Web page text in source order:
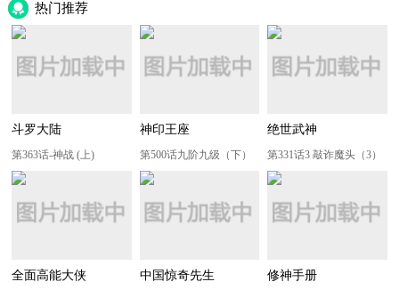
热门推荐
斗罗大陆
第363话-神战 (上)
神印王座
第500话九阶九级（下）
绝世武神
第331话3 敲诈魔头（3）
全面高能大侠 中国惊奇先生 修神手册